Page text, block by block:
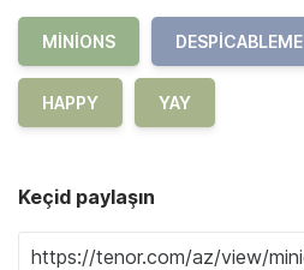
MINIONS DESPICABLEME
HAPPY YAY
Keçid paylaşın